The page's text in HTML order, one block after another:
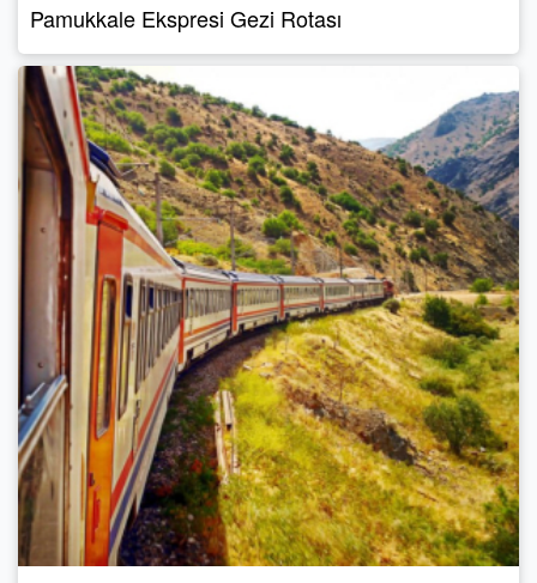
Pamukkale Ekspresi Gezi Rotası